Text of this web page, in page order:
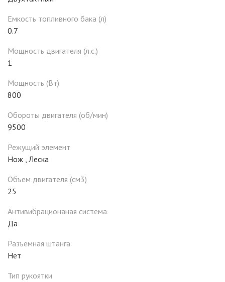
Емкость топливного бака (л)
0.7
Мощность двигателя (л.с.)
1
Мощность (Вт)
800
Обороты двигателя (об/мин)
9500
Режущий элемент
Нож , Леска
Объем двигателя (см3)
25
Антивибрационаная система
Да
Разъемная штанга
Нет
Тип рукоятки